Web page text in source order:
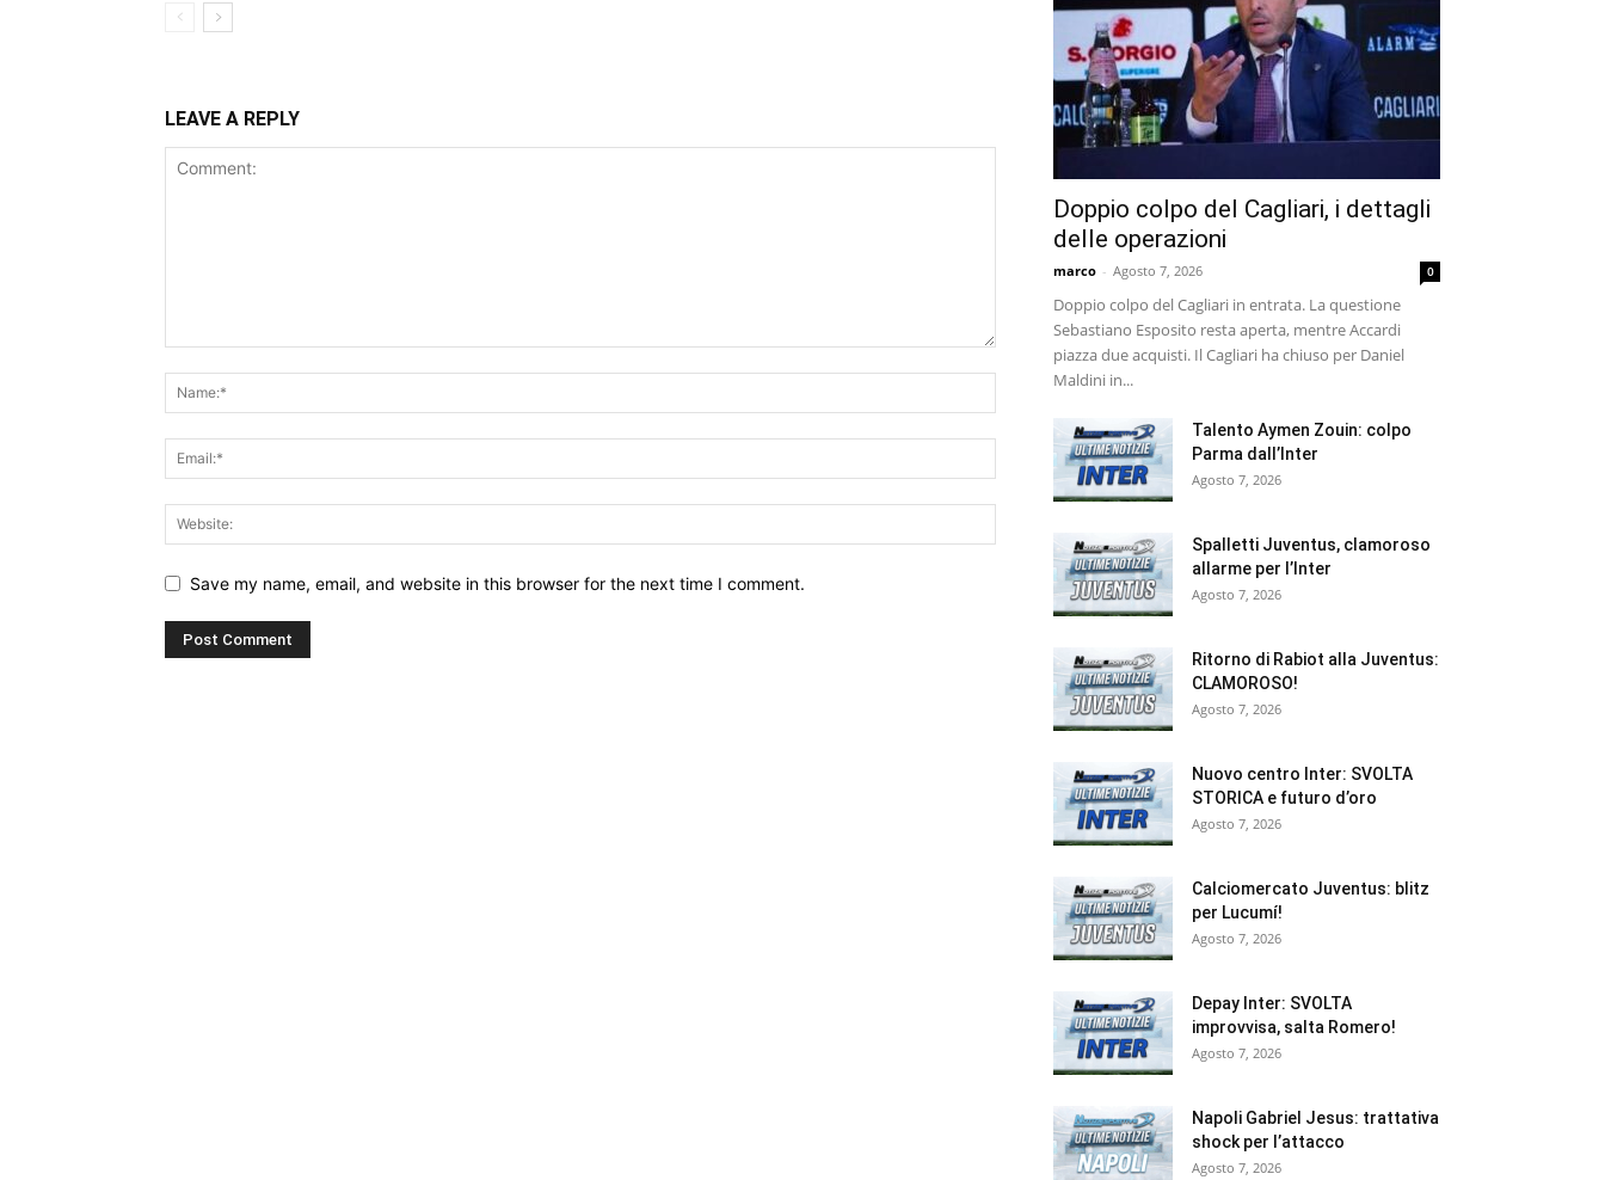
LEAVE A REPLY
Save my name, email, and website in this browser for the next time I comment.
Doppio colpo del Cagliari, i dettagli
delle operazioni
marco - Agosto 7, 2026 0
Doppio colpo del Cagliari in entrata. La questione
Sebastiano Esposito resta aperta, mentre Accardi
piazza due acquisti. Il Cagliari ha chiuso per Daniel
Maldini in...
Talento Aymen Zouin: colpo
Parma dall’Inter
Agosto 7, 2026
Spalletti Juventus, clamoroso
allarme per l’Inter
Agosto 7, 2026
Ritorno di Rabiot alla Juventus:
CLAMOROSO!
Agosto 7, 2026
Nuovo centro Inter: SVOLTA
STORICA e futuro d’oro
Agosto 7, 2026
Calciomercato Juventus: blitz
per Lucumí!
Agosto 7, 2026
Depay Inter: SVOLTA
improvvisa, salta Romero!
Agosto 7, 2026
Napoli Gabriel Jesus: trattativa
shock per l’attacco
Agosto 7, 2026